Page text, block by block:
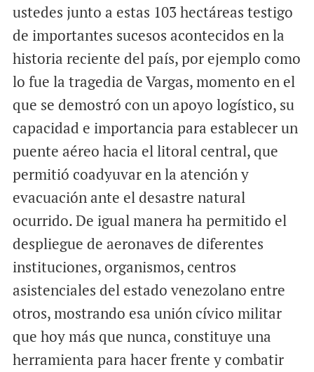
ustedes junto a estas 103 hectáreas testigo
de importantes sucesos acontecidos en la
historia reciente del país, por ejemplo como
lo fue la tragedia de Vargas, momento en el
que se demostró con un apoyo logístico, su
capacidad e importancia para establecer un
puente aéreo hacia el litoral central, que
permitió coadyuvar en la atención y
evacuación ante el desastre natural
ocurrido. De igual manera ha permitido el
despliegue de aeronaves de diferentes
instituciones, organismos, centros
asistenciales del estado venezolano entre
otros, mostrando esa unión cívico militar
que hoy más que nunca, constituye una
herramienta para hacer frente y combatir